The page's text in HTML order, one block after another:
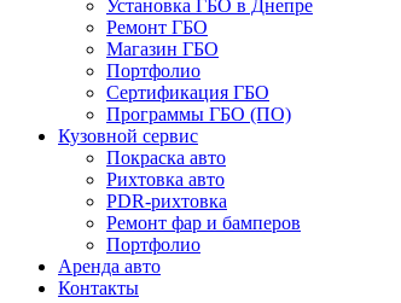
Установка ГБО в Днепре
Ремонт ГБО
Магазин ГБО
Портфолио
Сертификация ГБО
Программы ГБО (ПО)
Кузовной сервис
Покраска авто
Рихтовка авто
PDR-рихтовка
Ремонт фар и бамперов
Портфолио
Аренда авто
Контакты